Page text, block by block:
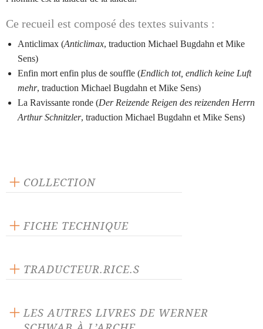
Ce recueil est composé des textes suivants :
Anticlimax (Anticlimax, traduction Michael Bugdahn et Mike
Sens)
Enfin mort enfin plus de souffle (Endlich tot, endlich keine Luft
mehr, traduction Michael Bugdahn et Mike Sens)
La Ravissante ronde (Der Reizende Reigen des reizenden Herrn
Arthur Schnitzler, traduction Michael Bugdahn et Mike Sens)
COLLECTION
FICHE TECHNIQUE
192 pages
Prix : 14.48 €
ISBN : 9782851814579
TRADUCTEUR.RICE.S
Mike Sens
LES AUTRES LIVRES DE WERNER